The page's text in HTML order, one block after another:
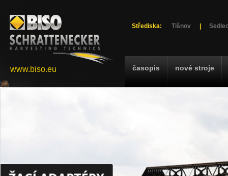
Střediska: Tišnov
časopis nové stroje
www.biso.eu